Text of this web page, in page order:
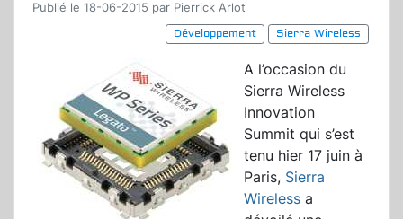
Publié le 18-06-2015 par Pierrick Arlot
Développement
Sierra Wireless
A l’occasion du
Sierra Wireless
Innovation
Summit qui s’est
tenu hier 17 juin à
Paris, Sierra
Wireless a